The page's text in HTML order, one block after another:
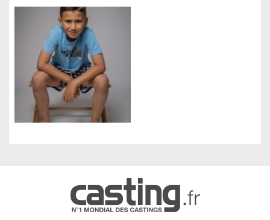
Gestion des cookies
Nous utilisons des cookies qui facilitent l'utilisation du site,
améliorent la performance et la sécurité du site internet.
Faites-nous part de vos préférences de cookies pour chaque
Mesure d'audience
Régies publicitaires